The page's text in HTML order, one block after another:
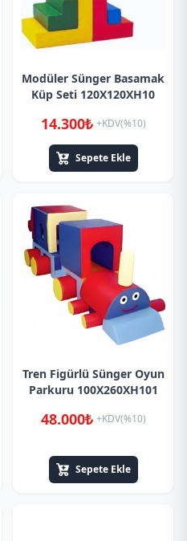
Modüler Sünger Basamak
Küp Seti 120X120XH10
14.300₺ +KDV(%10)
Sepete Ekle
Tren Figürlü Sünger Oyun
Parkuru 100X260XH101
48.000₺ +KDV(%10)
Sepete Ekle